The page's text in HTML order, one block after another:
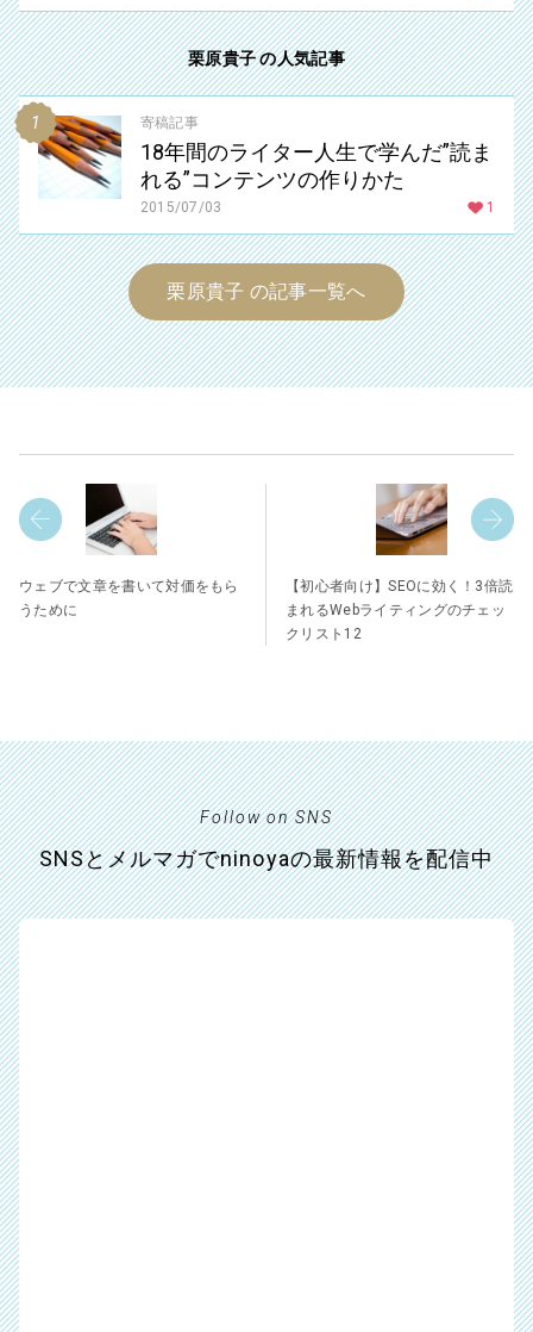
栗原貴子 の人気記事
寄稿記事
18年間のライター人生で学んだ”読ま
れる”コンテンツの作りかた
2015/07/03 1
栗原貴子 の記事一覧へ
ウェブで文章を書いて対価をもら
うために
【初心者向け】SEOに効く！3倍読
まれるWebライティングのチェッ
クリスト12
Follow on SNS
SNSとメルマガでninoyaの最新情報を配信中